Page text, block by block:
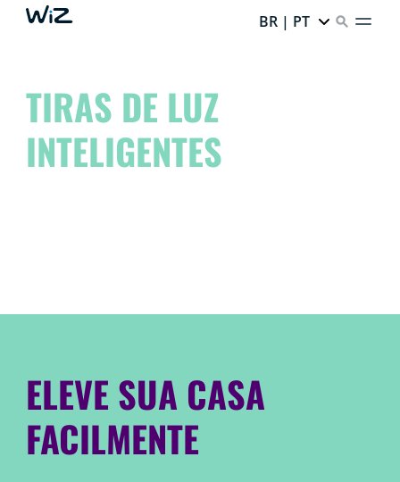
BR | PT
TIRAS DE LUZ
INTELIGENTES
ELEVE SUA CASA
FACILMENTE